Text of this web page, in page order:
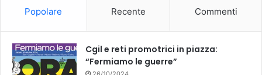
k
Popolare Recente Commenti
Cgil e reti promotrici in piazza:
“Fermiamo le guerre”